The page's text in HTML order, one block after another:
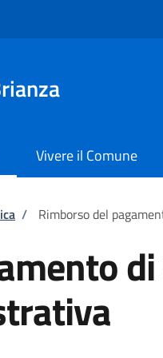
Vivere il Comune
/ Rimborso del